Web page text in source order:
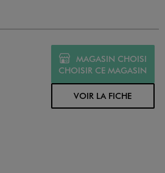
MAGASIN CHOISI
CHOISIR CE MAGASIN
VOIR LA FICHE